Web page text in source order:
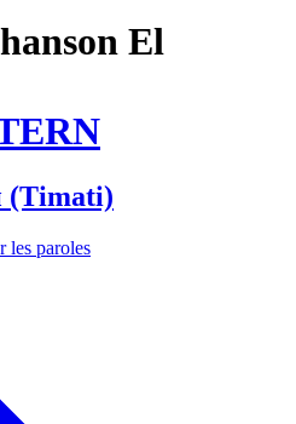
El
(Timati)
les paroles